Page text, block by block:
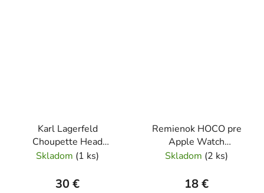
Karl Lagerfeld
Choupette Head
remienok pre Apple
biely KARL
Skladom (1 ks)
30 €
Remienok HOCO pre
Apple Watch
42/44/45/49mm
červený
Skladom (2 ks)
18 €